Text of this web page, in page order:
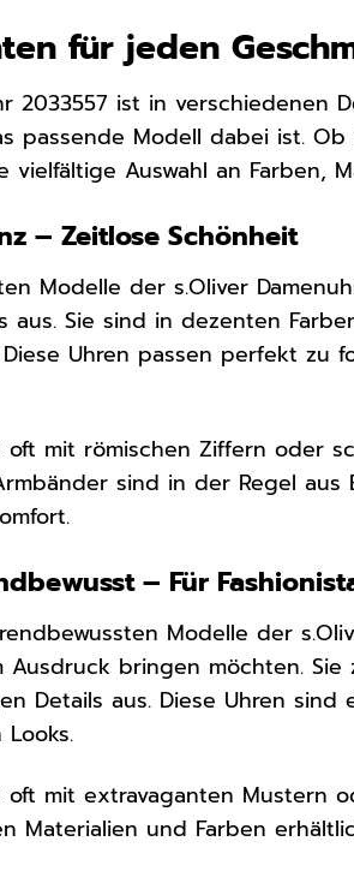
für jeden
2033557 ist in verschiedenen
passende Modell dabei ist.
Auswahl an Farben,
– Zeitlose Schönheit
Modelle der s.Oliver
aus. Sie sind in dezenten
Uhren passen perfekt zu
mit römischen Ziffern oder
sind in der Regel
– Für
Modelle der
Ausdruck bringen möchten.
Details aus. Diese Uhren
mit extravaganten Mustern
Materialien und Farben